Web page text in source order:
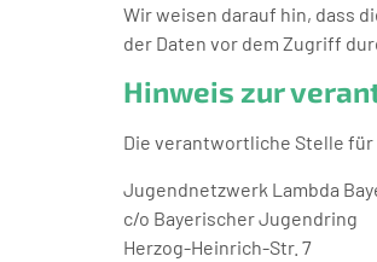
Wir weisen darauf hin, dass
der Daten vor dem Zugriff
Hinweis zur
Die verantwortliche Stelle
Jugendnetzwerk Lambda
c/o Bayerischer Jugendring
Herzog-Heinrich-Str. 7